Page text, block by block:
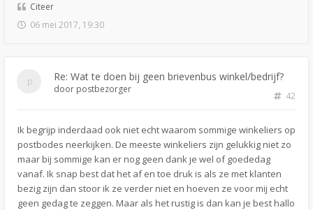
Citeer
06 mei 2017, 19:30
Re: Wat te doen bij geen brievenbus winkel/bedrijf?
42
door postbezorger
Ik begrijp inderdaad ook niet echt waarom sommige winkeliers op
postbodes neerkijken. De meeste winkeliers zijn gelukkig niet zo
maar bij sommige kan er nog geen dank je wel of goededag
vanaf. Ik snap best dat het af en toe druk is als ze met klanten
bezig zijn dan stoor ik ze verder niet en hoeven ze voor mij echt
geen gedag te zeggen. Maar als het rustig is dan kan je best hallo